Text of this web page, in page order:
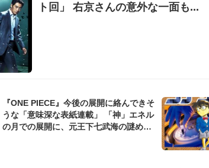
ト回」 右京さんの意外な一面も...
『ONE PIECE』今後の展開に絡んできそ
うな「意味深な表紙連載」 「神」エネル
の月での展開に、元王下七武海の謎めい